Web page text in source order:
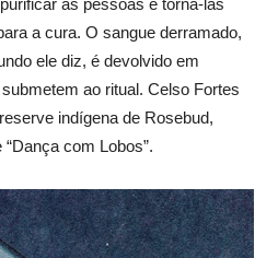
as pessoas e torná-las
a cura. O sangue derramado,
ele diz, é devolvido em
ao ritual. Celso Fortes
indígena de Rosebud,
com Lobos”.